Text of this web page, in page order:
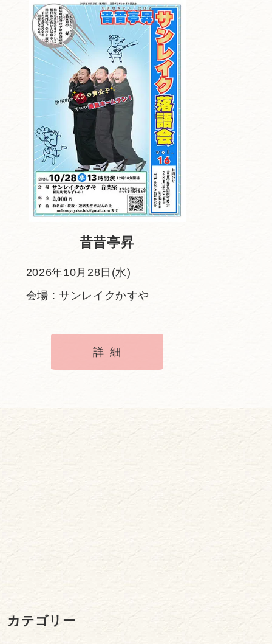
昔昔亭昇
2026年10月28日(水)
会場 : サンレイクかすや
詳細
カテゴリー